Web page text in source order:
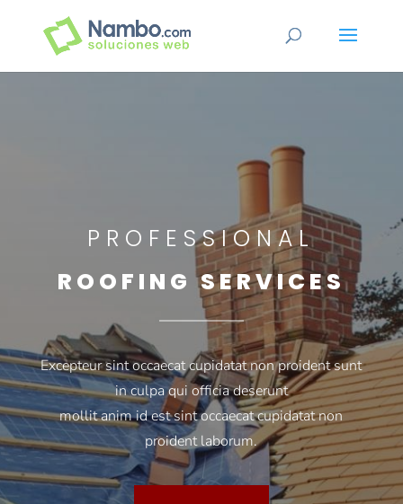
PROFESSIONAL
ROOFING SERVICES
Excepteur sint occaecat cupidatat non proident sunt
in culpa qui officia deserunt
mollit anim id est sint occaecat cupidatat non
proident laborum.